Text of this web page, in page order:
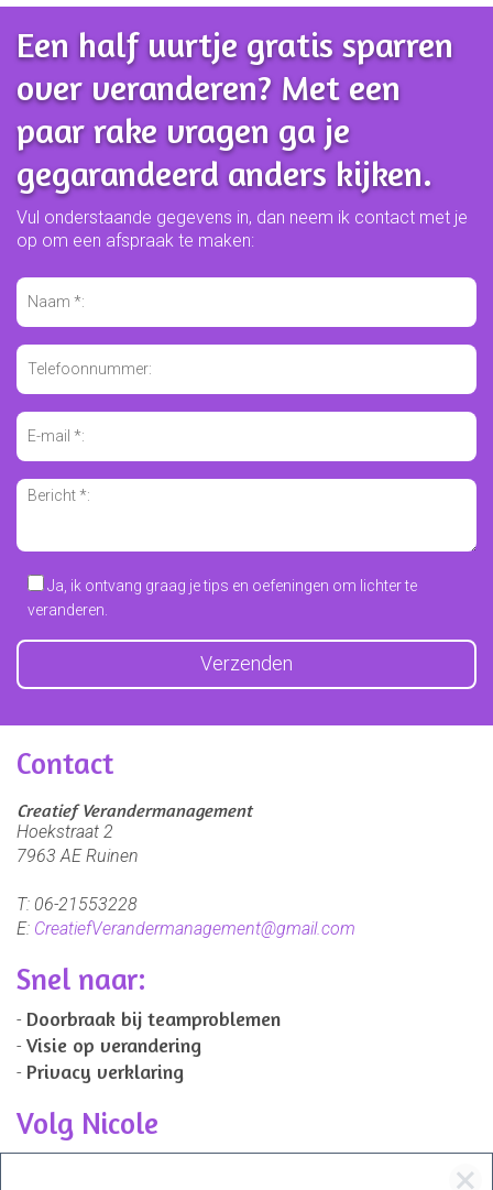
Een half uurtje gratis sparren
over veranderen? Met een
paar rake vragen ga je
gegarandeerd anders kijken.
Vul onderstaande gegevens in, dan neem ik contact met je
op om een afspraak te maken:
Ja, ik ontvang graag je tips en oefeningen om lichter te
veranderen.
Contact
Creatief Verandermanagement
Hoekstraat 2
7963 AE Ruinen
T: 06-21553228
E: CreatiefVerandermanagement@gmail.com
Snel naar:
Doorbraak bij teamproblemen
Visie op verandering
Privacy verklaring
Volg Nicole